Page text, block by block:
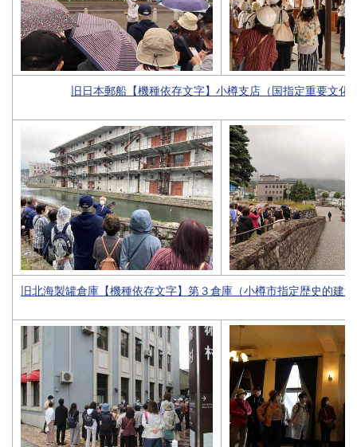
旧日本郵船【機種依存文字】小樽支店（国指定重要文化
旧北海製罐倉庫【機種依存文字】第３倉庫（小樽市指定歴史的建